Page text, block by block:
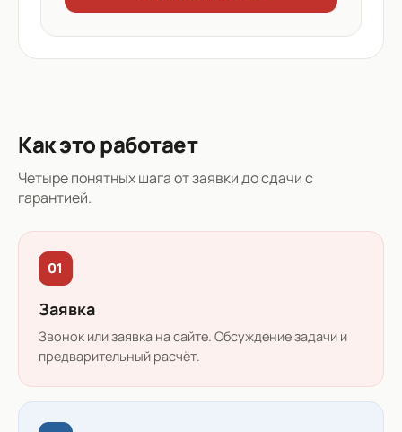
Как это работает
Четыре понятных шага от заявки до сдачи с
гарантией.
01
Заявка
Звонок или заявка на сайте. Обсуждение задачи и
предварительный расчёт.